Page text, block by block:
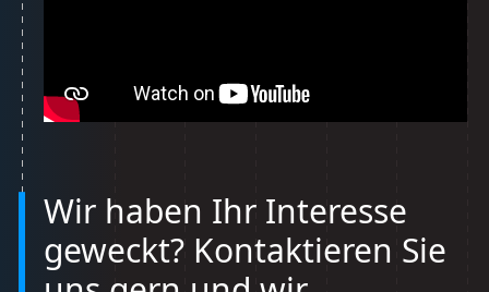
Wir haben Ihr Interesse
geweckt? Kontaktieren Sie